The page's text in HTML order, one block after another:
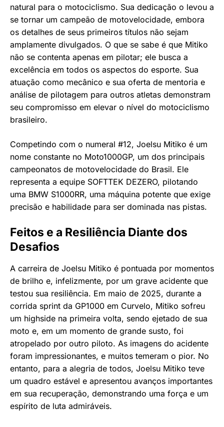
natural para o motociclismo. Sua dedicação o levou a
se tornar um campeão de motovelocidade, embora
os detalhes de seus primeiros títulos não sejam
amplamente divulgados. O que se sabe é que Mitiko
não se contenta apenas em pilotar; ele busca a
excelência em todos os aspectos do esporte. Sua
atuação como mecânico e sua oferta de mentoria e
análise de pilotagem para outros atletas demonstram
seu compromisso em elevar o nível do motociclismo
brasileiro.
Competindo com o numeral #12, Joelsu Mitiko é um
nome constante no Moto1000GP, um dos principais
campeonatos de motovelocidade do Brasil. Ele
representa a equipe SOFTTEK DEZERO, pilotando
uma BMW S1000RR, uma máquina potente que exige
precisão e habilidade para ser dominada nas pistas.
Feitos e a Resiliência Diante dos
Desafios
A carreira de Joelsu Mitiko é pontuada por momentos
de brilho e, infelizmente, por um grave acidente que
testou sua resiliência. Em maio de 2025, durante a
corrida sprint da GP1000 em Curvelo, Mitiko sofreu
um highside na primeira volta, sendo ejetado de sua
moto e, em um momento de grande susto, foi
atropelado por outro piloto. As imagens do acidente
foram impressionantes, e muitos temeram o pior. No
entanto, para a alegria de todos, Joelsu Mitiko teve
um quadro estável e apresentou avanços importantes
em sua recuperação, demonstrando uma força e um
espírito de luta admiráveis.